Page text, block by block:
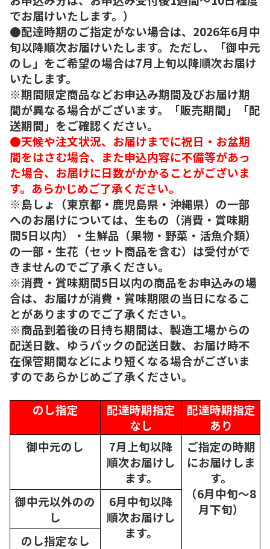
でお届けいたします。）
●配達時期のご指定がない場合は、2026年6月中
旬以降順次お届けいたします。ただし、「御中元
のし」をご希望の場合は7月上旬以降順次お届け
いたします。
※期間限定商品などお申込み期間及びお届け期
間が異なる場合がございます。「販売期間」「配
送期間」をご確認ください。
●天候や注文状況、お届けまでに祝日・お盆期
間をはさむ場合、また申込内容に不備等があっ
た場合、お届けに日数がかかることがございま
す。あらかじめご了承ください。
※島しょ（東京都・鹿児島県・沖縄県）の一部
へのお届けについては、生もの（消費・賞味期
間5日以内）・生鮮品（果物・野菜・活魚介類）
の一部・生花（セット商品を含む）は受付がで
きませんのでご了承ください。
※消費・賞味期間5日以内の商品をお申込みの場
合は、お届けが消費・賞味期限の当日になるこ
とがありますのでご了承ください。
※商品到着後の日持ち期間は、製造工場からの
配送日数、ゆうパックの配送日数、お届け時不
在保管期間などにより短くなる場合がございま
すのであらかじめご了承ください。
のし指定
配達時期指定
なし
配達時期指定
あり
御中元のし
7月上旬以降
順次お届けし
ます。
ご指定の時期
にお届けしま
す。
（6月中旬～8
月下旬）
御中元以外のの
し
6月中旬以降
順次お届けし
ます。
のし指定なし